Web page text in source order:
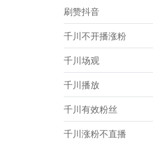
刷赞抖音
千川不开播涨粉
千川场观
千川播放
千川有效粉丝
千川涨粉不直播